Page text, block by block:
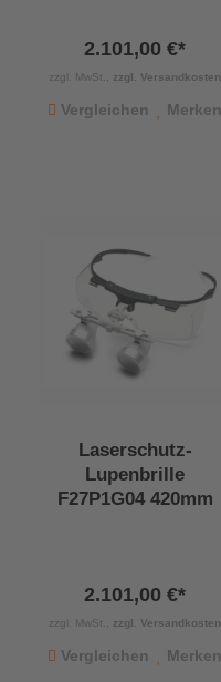
2.101,00 €*
zzgl. MwSt., zzgl. Versandkosten
Vergleichen Merken
Laserschutz-
Lupenbrille
F27P1G04 420mm
2.101,00 €*
zzgl. MwSt., zzgl. Versandkosten
Vergleichen Merken